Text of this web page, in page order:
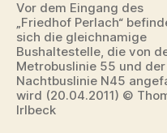
Vor dem Eingang des
„Friedhof Perlach“
sich die gleichnamige
Bushaltestelle, die von
Metrobuslinie 55 und der
Nachtbuslinie N45
wird (20.04.2011) ©
Irlbeck